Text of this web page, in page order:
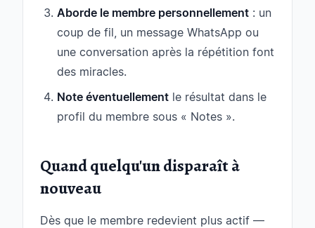
Aborde le membre personnellement : un
coup de fil, un message WhatsApp ou
une conversation après la répétition font
des miracles.
Note éventuellement le résultat dans le
profil du membre sous « Notes ».
Quand quelqu'un disparaît à
nouveau
Dès que le membre redevient plus actif —